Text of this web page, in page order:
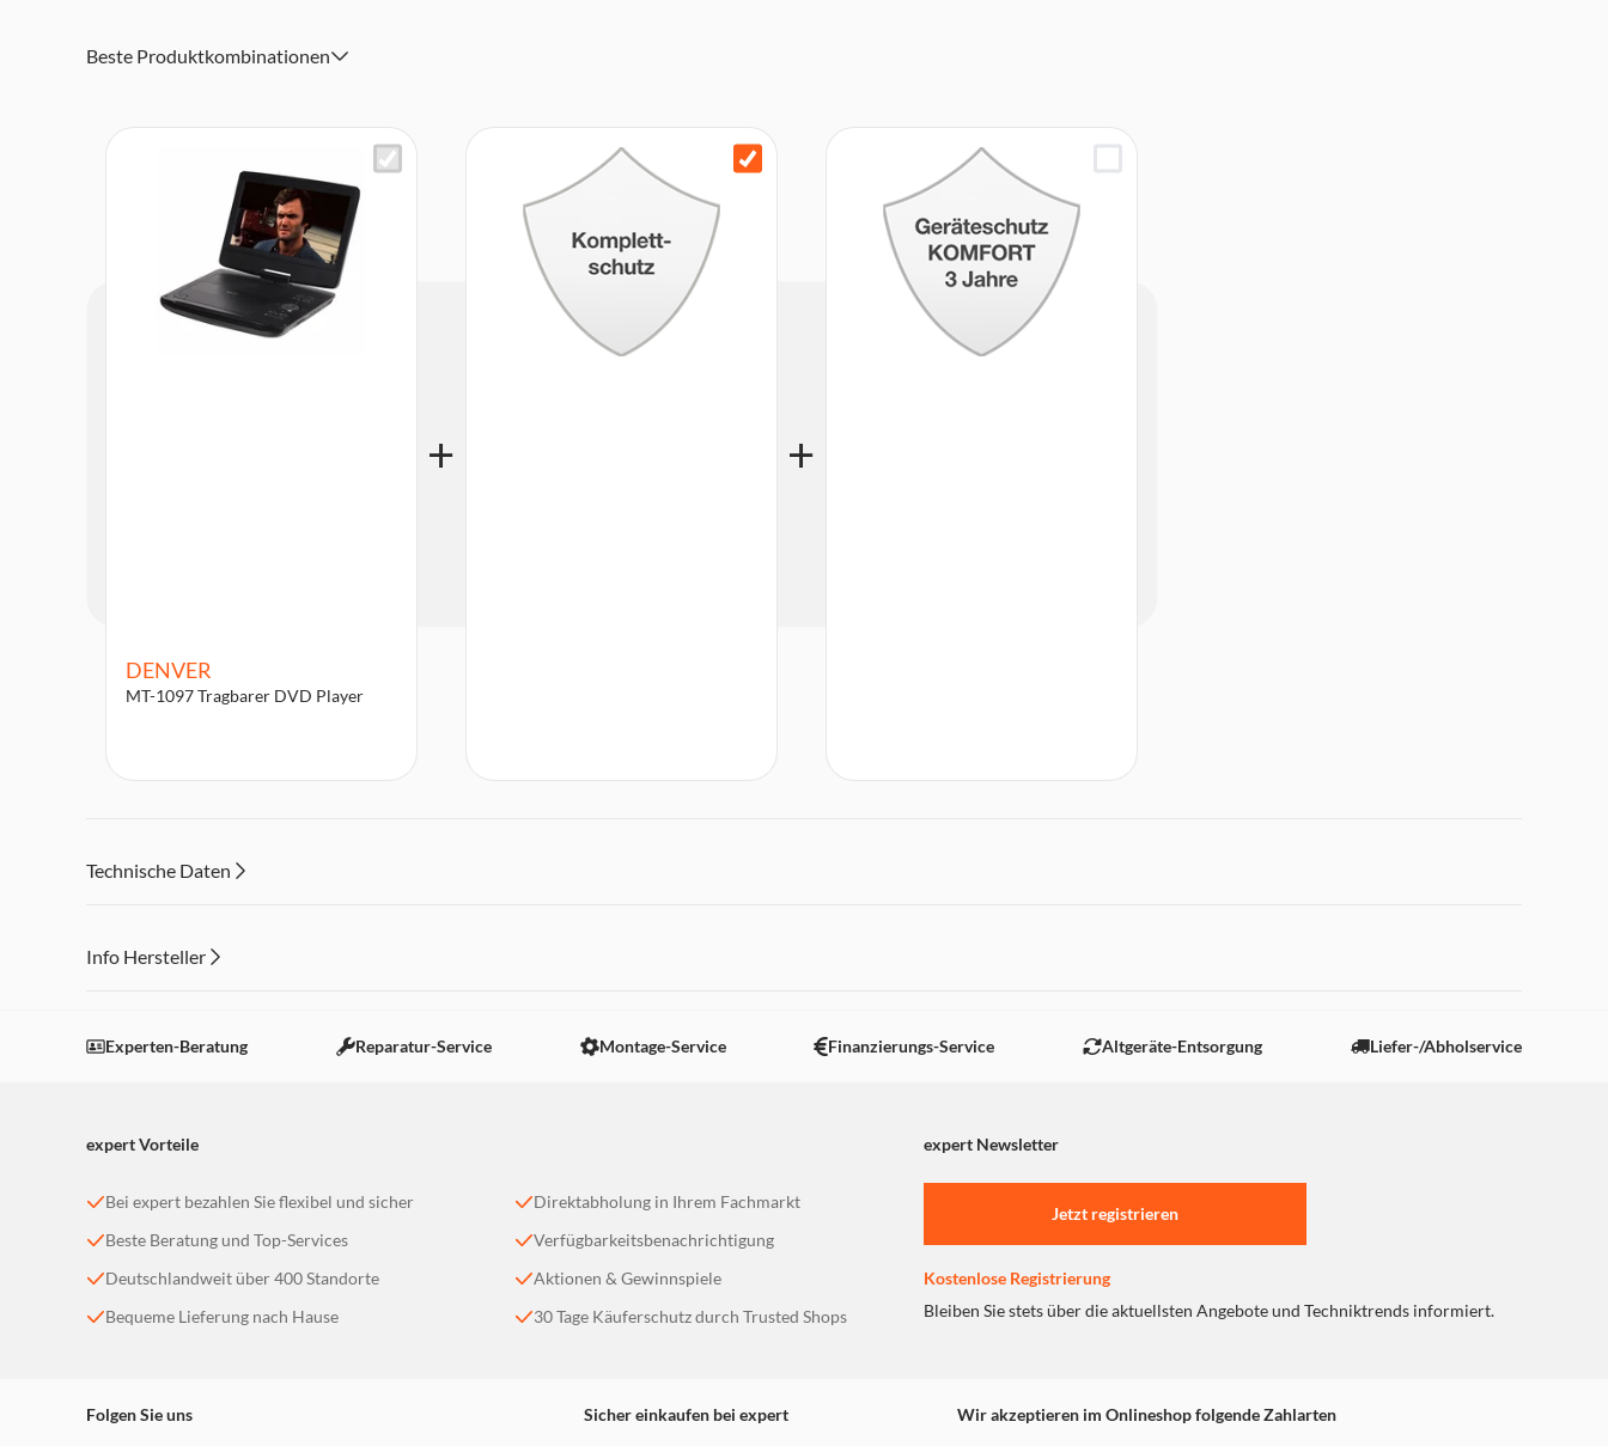
Beste Produktkombinationen
DENVER
MT-1097 Tragbarer DVD Player
Technische Daten
Info Hersteller
Einstellungen anpassen
Experten-Beratung Reparatur-Service Montage-Service Finanzierungs-Service Altgeräte-Entsorgung Liefer-/Abholservice
expert Vorteile expert Newsletter
Bei expert bezahlen Sie flexibel und sicher
Beste Beratung und Top-Services
Deutschlandweit über 400 Standorte
Bequeme Lieferung nach Hause
Direktabholung in Ihrem Fachmarkt
Verfügbarkeitsbenachrichtigung
Aktionen & Gewinnspiele
30 Tage Käuferschutz durch Trusted Shops
Jetzt registrieren
Kostenlose Registrierung
Bleiben Sie stets über die aktuellsten Angebote und Techniktrends informiert.
Folgen Sie uns Sicher einkaufen bei expert Wir akzeptieren im Onlineshop folgende Zahlarten